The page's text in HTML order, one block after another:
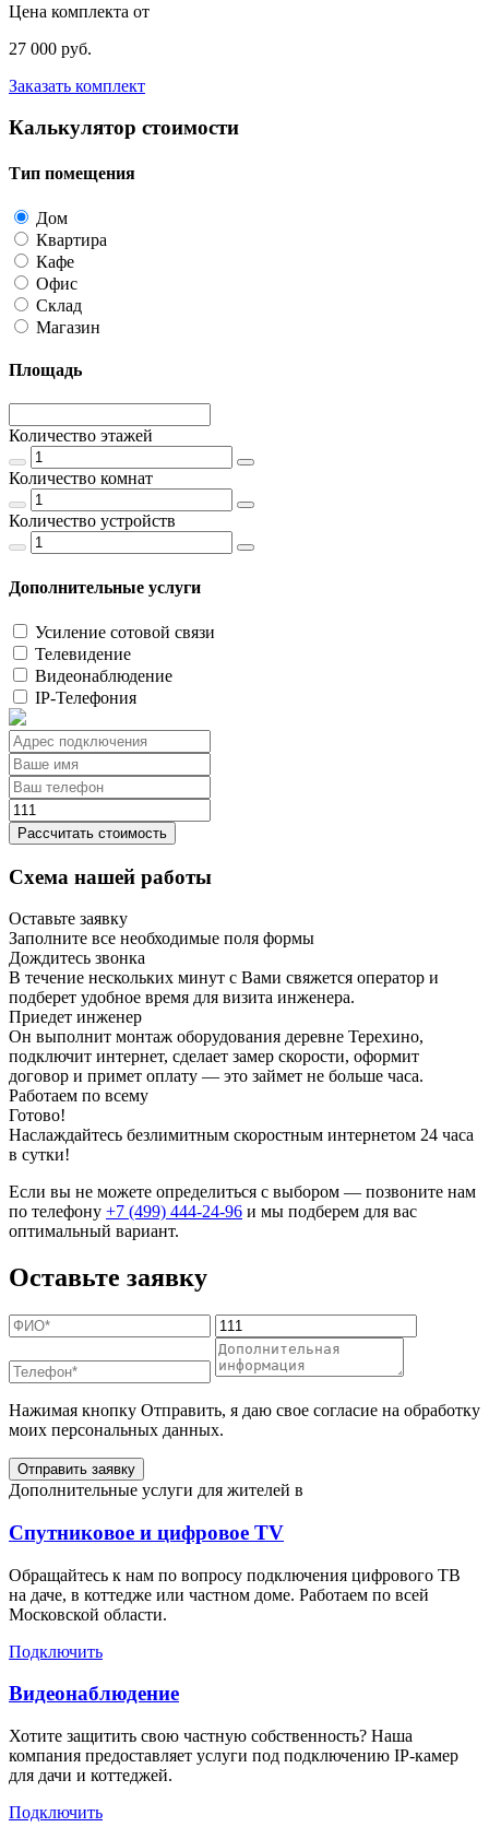
Цена комплекта от
27 000 руб.
Заказать комплект
Калькулятор стоимости
Тип помещения
Дом
Квартира
Кафе
Офис
Склад
Магазин
Площадь
Количество этажей
Количество комнат
Количество устройств
Дополнительные услуги
Усиление сотовой связи
Телевидение
Видеонаблюдение
IP-Телефония
Рассчитать стоимость
Схема нашей работы
Оставьте заявку
Заполните все необходимые поля формы
Дождитесь звонка
В течение нескольких минут с Вами свяжется оператор и
подберет удобное время для визита инженера.
Приедет инженер
Он выполнит монтаж оборудования деревне Терехино,
подключит интернет, сделает замер скорости, оформит
договор и примет оплату — это займет не больше часа.
Работаем по всему
Готово!
Наслаждайтесь безлимитным скоростным интернетом 24 часа
в сутки!
Если вы не можете определиться с выбором — позвоните нам
по телефону +7 (499) 444-24-96 и мы подберем для вас
оптимальный вариант.
Оставьте заявку
Нажимая кнопку Отправить, я даю свое согласие на обработку
моих персональных данных.
Отправить заявку
Дополнительные услуги для жителей в
Спутниковое и цифровое TV
Обращайтесь к нам по вопросу подключения цифрового ТВ
на даче, в коттедже или частном доме. Работаем по всей
Московской области.
Подключить
Видеонаблюдение
Хотите защитить свою частную собственность? Наша
компания предоставляет услуги под подключению IP-камер
для дачи и коттеджей.
Подключить